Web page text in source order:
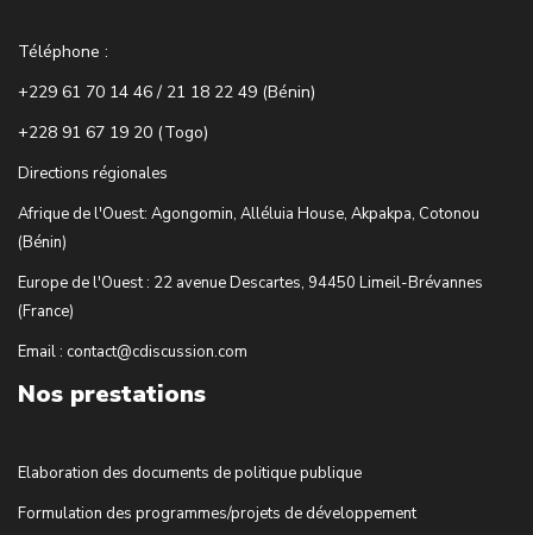
Téléphone :
+229 61 70 14 46 / 21 18 22 49 (Bénin)
+228 91 67 19 20 (Togo)
Directions régionales
Afrique de l'Ouest: Agongomin, Alléluia House, Akpakpa, Cotonou
(Bénin)
Europe de l'Ouest : 22 avenue Descartes, 94450 Limeil-Brévannes
(France)
Email : contact@cdiscussion.com
Nos prestations
Elaboration des documents de politique publique
Formulation des programmes/projets de développement